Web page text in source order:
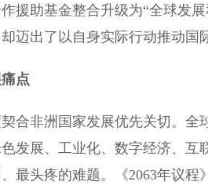
援助基金整合升级为“全球发
迈出了以自身实际行动推动国
点
非洲国家发展优先关切。全
发展、工业化、数字经济、
最头疼的难题。《2063年议